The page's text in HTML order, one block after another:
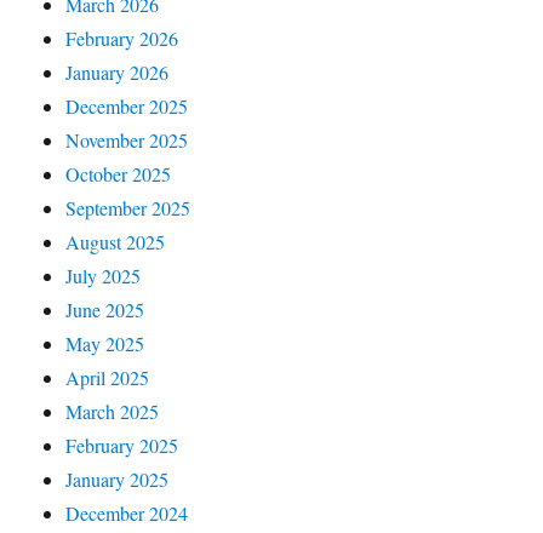
February 2026
January 2026
December 2025
November 2025
October 2025
September 2025
August 2025
July 2025
June 2025
May 2025
April 2025
March 2025
February 2025
January 2025
December 2024